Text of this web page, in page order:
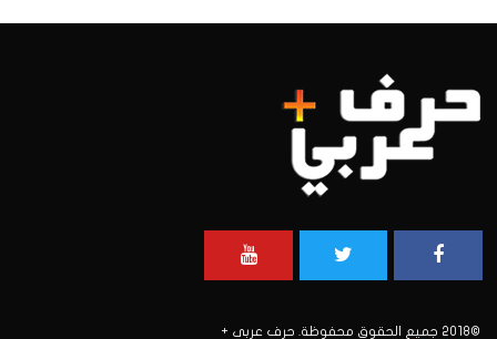
©2018 جميع الحقوق محفوظة. حرف عربي +